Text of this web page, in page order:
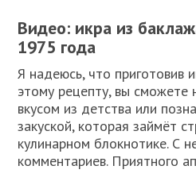
Видео: икра из
1975 года
Я надеюсь, что приготовив
этому рецепту, вы сможете
вкусом из детства или
закуской, которая займёт
кулинарном блокнотике. С
комментариев. Приятного